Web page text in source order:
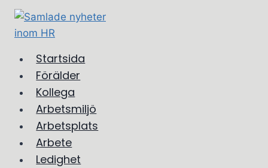
Skip
content
Startsida
Förälder
Kollega
Arbetsmiljö
Arbetsplats
Arbete
Ledighet